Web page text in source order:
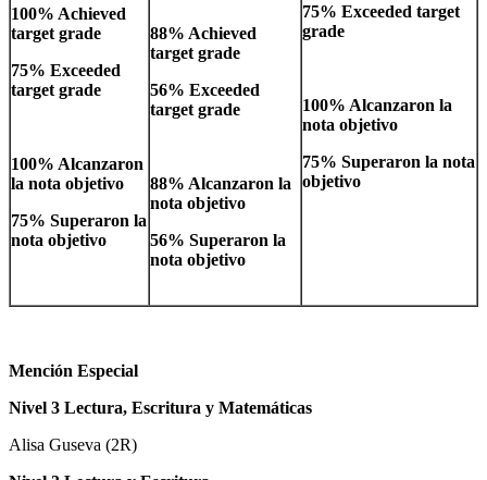
100% Achieved
target grade
75% Exceeded
target grade
100% Alcanzaron
la nota objetivo
75% Superaron la
nota objetivo
88% Achieved
target grade
56% Exceeded
target grade
88% Alcanzaron la
nota objetivo
56% Superaron la
nota objetivo
75% Exceeded target
grade
100% Alcanzaron la
nota objetivo
75% Superaron la nota
objetivo
Mención Especial
Nivel 3 Lectura, Escritura y Matemáticas
Alisa Guseva (2R)